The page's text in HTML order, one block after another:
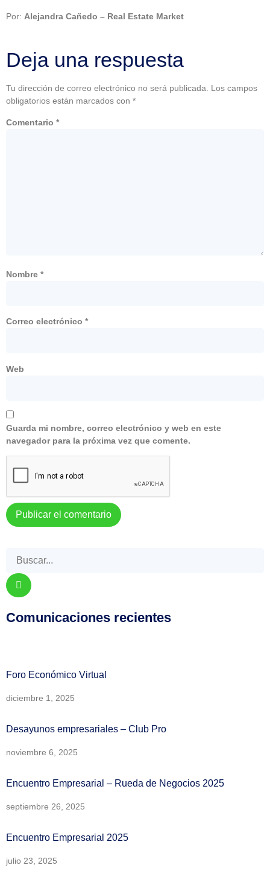
Por: Alejandra Cañedo – Real Estate Market
Deja una respuesta
Tu dirección de correo electrónico no será publicada.
Los campos
obligatorios están marcados con *
Comentario *
Nombre *
Correo electrónico *
Web
Guarda mi nombre, correo electrónico y web en este
navegador para la próxima vez que comente.
Comunicaciones recientes
Foro Económico Virtual
diciembre 1, 2025
Desayunos empresariales – Club Pro
noviembre 6, 2025
Encuentro Empresarial – Rueda de Negocios 2025
septiembre 26, 2025
Encuentro Empresarial 2025
julio 23, 2025